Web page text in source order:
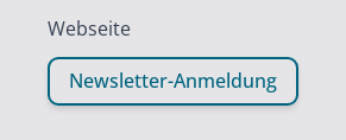
Webseite
Newsletter-Anmeldung